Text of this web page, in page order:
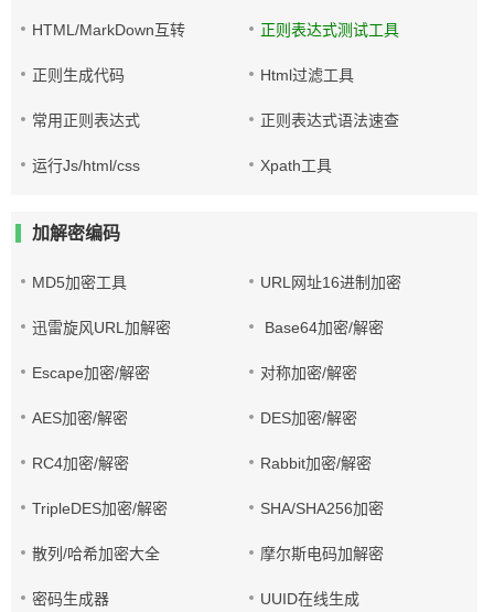
HTML/MarkDown互转 正则表达式测试工具
正则生成代码 Html过滤工具
常用正则表达式 正则表达式语法速查
运行Js/html/css Xpath工具
加解密编码
MD5加密工具 URL网址16进制加密
迅雷旋风URL加解密 Base64加密/解密
Escape加密/解密 对称加密/解密
AES加密/解密 DES加密/解密
RC4加密/解密 Rabbit加密/解密
TripleDES加密/解密 SHA/SHA256加密
散列/哈希加密大全 摩尔斯电码加解密
密码生成器 UUID在线生成